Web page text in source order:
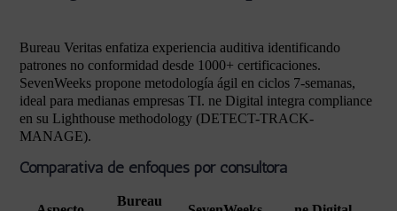
Bureau Veritas enfatiza experiencia auditiva identificando
patrones no conformidad desde 1000+ certificaciones.
SevenWeeks propone metodología ágil en ciclos 7-semanas,
ideal para medianas empresas TI. ne Digital integra compliance
en su Lighthouse methodology (DETECT-TRACK-
MANAGE).
Comparativa de enfoques por consultora
Bureau